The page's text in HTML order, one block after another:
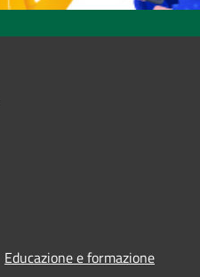
Educazione e formazione